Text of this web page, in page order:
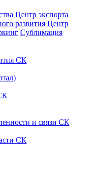
Центр экспорта
развития Центр
Сублимация
СК
и связи СК
СК